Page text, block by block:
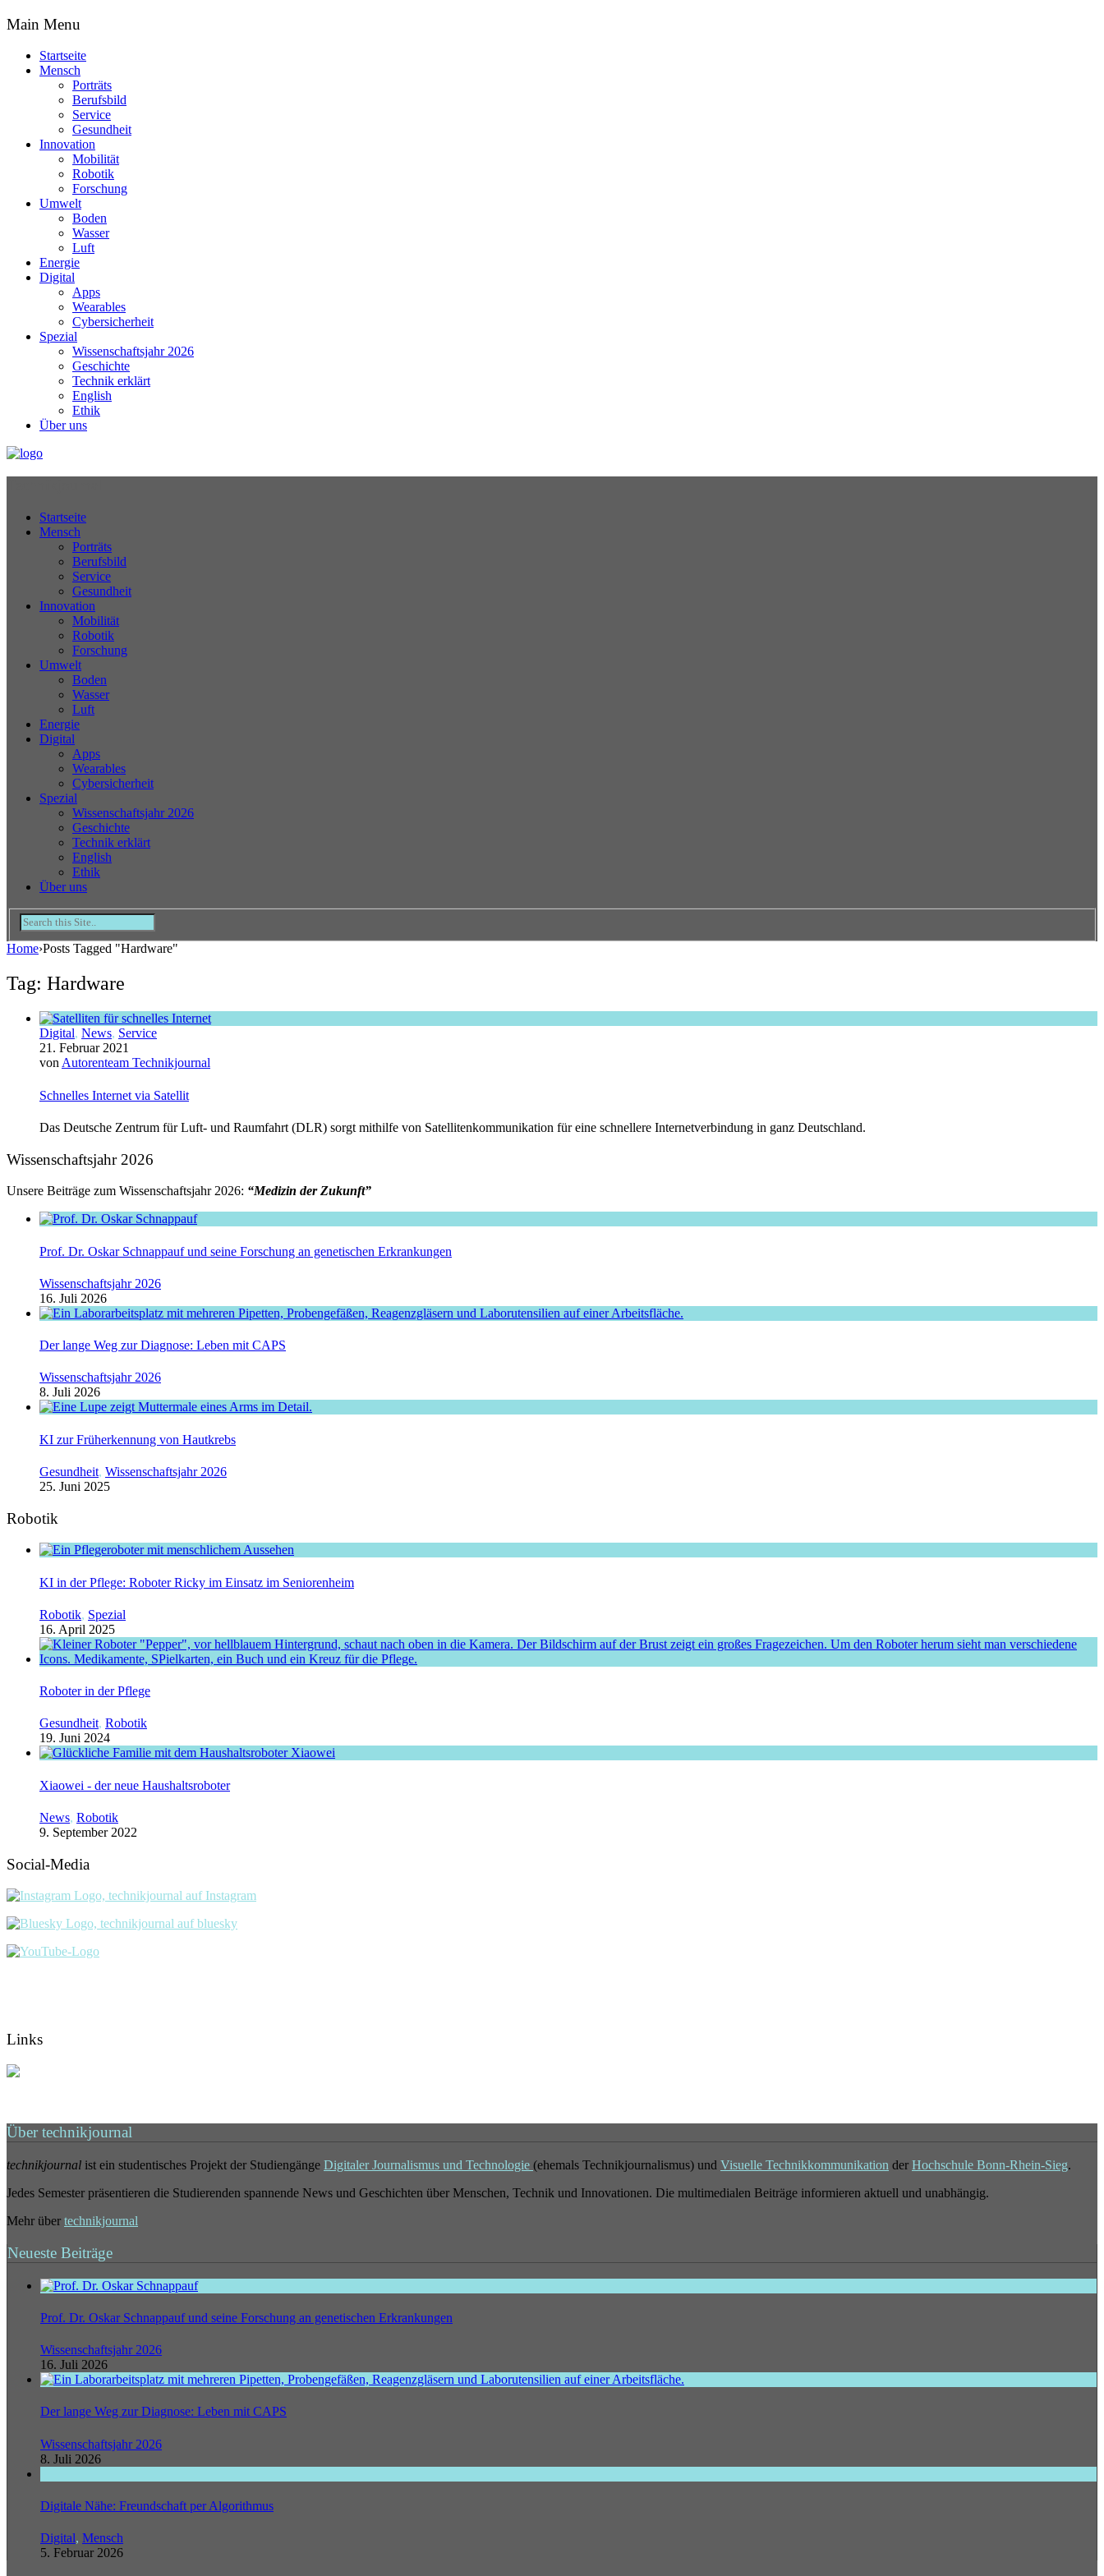
Main Menu
Startseite
Mensch
Porträts
Berufsbild
Service
Gesundheit
Innovation
Mobilität
Robotik
Forschung
Umwelt
Boden
Wasser
Luft
Energie
Digital
Apps
Wearables
Cybersicherheit
Spezial
Wissenschaftsjahr 2026
Geschichte
Technik erklärt
English
Ethik
Über uns
Startseite
Mensch
Porträts
Berufsbild
Service
Gesundheit
Innovation
Mobilität
Robotik
Forschung
Umwelt
Boden
Wasser
Luft
Energie
Digital
Apps
Wearables
Cybersicherheit
Spezial
Wissenschaftsjahr 2026
Geschichte
Technik erklärt
English
Ethik
Über uns
Home›Posts Tagged "Hardware"
Tag: Hardware
Digital, News, Service
21. Februar 2021
von Autorenteam Technikjournal
Schnelles Internet via Satellit
Das Deutsche Zentrum für Luft- und Raumfahrt (DLR) sorgt mithilfe von Satellitenkommunikation für eine schnellere Internetverbindung in ganz Deutschland.
Wissenschaftsjahr 2026
Unsere Beiträge zum Wissenschaftsjahr 2026: “Medizin der Zukunft”
Prof. Dr. Oskar Schnappauf und seine Forschung an genetischen Erkrankungen
Wissenschaftsjahr 2026
16. Juli 2026
Der lange Weg zur Diagnose: Leben mit CAPS
Wissenschaftsjahr 2026
8. Juli 2026
KI zur Früherkennung von Hautkrebs
Gesundheit, Wissenschaftsjahr 2026
25. Juni 2025
Robotik
KI in der Pflege: Roboter Ricky im Einsatz im Seniorenheim
Robotik, Spezial
16. April 2025
Roboter in der Pflege
Gesundheit, Robotik
19. Juni 2024
Xiaowei - der neue Haushaltsroboter
News, Robotik
9. September 2022
Social-Media
Links
Über technikjournal
technikjournal ist ein studentisches Projekt der Studiengänge Digitaler Journalismus und Technologie (ehemals Technikjournalismus) und Visuelle Technikkommunikation der Hochschule Bonn-Rhein-Sieg.
Jedes Semester präsentieren die Studierenden spannende News und Geschichten über Menschen, Technik und Innovationen. Die multimedialen Beiträge informieren aktuell und unabhängig.
Mehr über technikjournal
Neueste Beiträge
Prof. Dr. Oskar Schnappauf und seine Forschung an genetischen Erkrankungen
Wissenschaftsjahr 2026
16. Juli 2026
Der lange Weg zur Diagnose: Leben mit CAPS
Wissenschaftsjahr 2026
8. Juli 2026
Digitale Nähe: Freundschaft per Algorithmus
Digital, Mensch
5. Februar 2026